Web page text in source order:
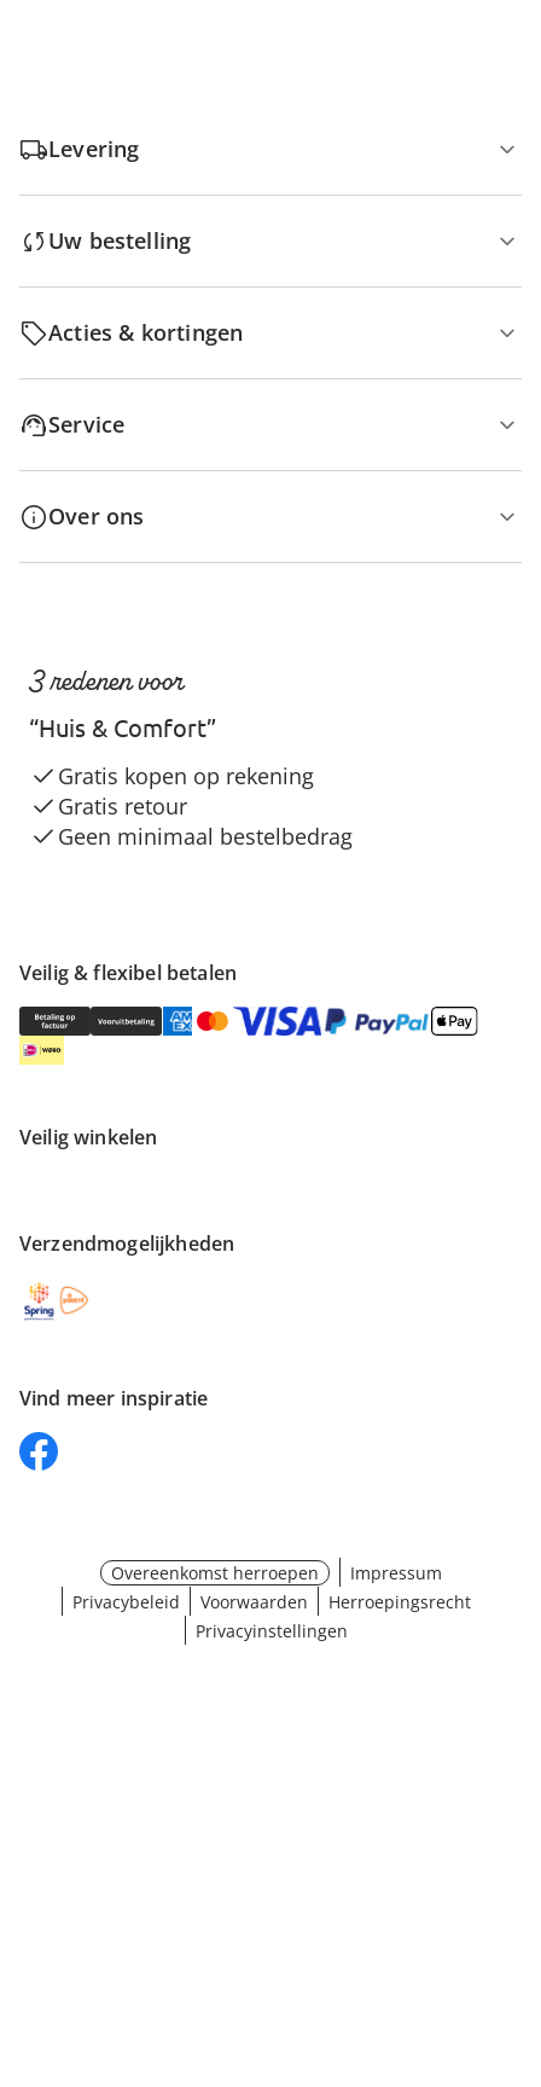
Levering
Uw bestelling
Acties & kortingen
Service
Over ons
Veilig & flexibel betalen
Veilig winkelen
Verzendmogelijkheden
Vind meer inspiratie
3 redenen voor
“Huis & Comfort”
Gratis kopen op rekening
Gratis retour
Geen minimaal bestelbedrag
Overeenkomst herroepen
Impressum
Privacybeleid
Voorwaarden
Herroepingsrecht
Privacyinstellingen